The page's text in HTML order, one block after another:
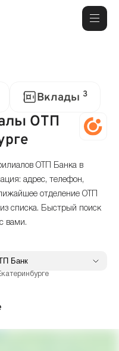
Вклады 3
ОТП
ОТП Банка в
адрес, телефон,
отделение ОТП
списка. Быстрый поиск
вами.